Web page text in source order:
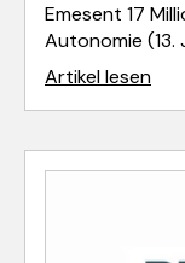
Emesent 17
Autonomie (13.
Artikel lesen